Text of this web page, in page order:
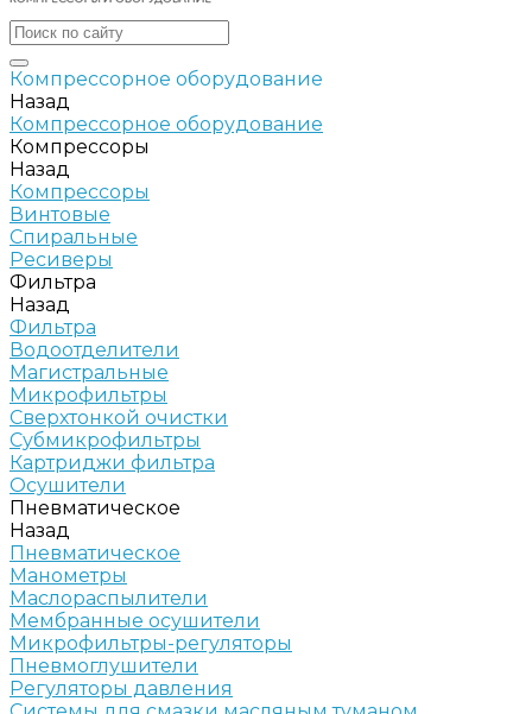
Компрессорное оборудование
Назад
Компрессорное оборудование
Компрессоры
Назад
Компрессоры
Винтовые
Спиральные
Ресиверы
Фильтра
Назад
Фильтра
Водоотделители
Магистральные
Микрофильтры
Сверхтонкой очистки
Субмикрофильтры
Картриджи фильтра
Осушители
Пневматическое
Назад
Пневматическое
Манометры
Маслораспылители
Мембранные осушители
Микрофильтры-регуляторы
Пневмоглушители
Регуляторы давления